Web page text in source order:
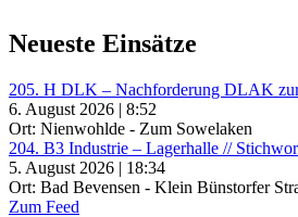
Neueste Einsätze
205. H DLK – Nachforderung DLAK zur
6. August 2026 | 8:52
Ort: Nienwohlde - Zum Sowelaken
204. B3 Industrie – Lagerhalle //
5. August 2026 | 18:34
Ort: Bad Bevensen - Klein Bünstorfer
Zum Feed